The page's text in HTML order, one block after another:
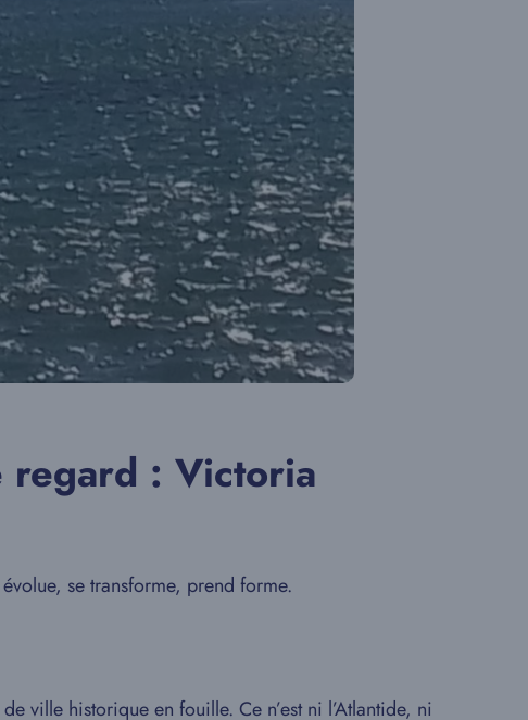
regard : Victoria
se transforme, prend forme.
ville historique en fouille. Ce n’est ni l’Atlantide, ni